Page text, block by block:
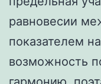
равновесии
показателем
возможность